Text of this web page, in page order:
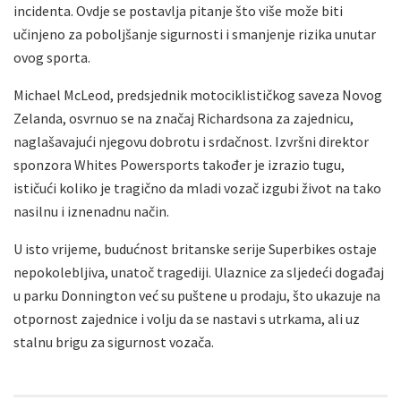
incidenta. Ovdje se postavlja pitanje što više može biti
učinjeno za poboljšanje sigurnosti i smanjenje rizika unutar
ovog sporta.
Michael McLeod, predsjednik motociklističkog saveza Novog
Zelanda, osvrnuo se na značaj Richardsona za zajednicu,
naglašavajući njegovu dobrotu i srdačnost. Izvršni direktor
sponzora Whites Powersports također je izrazio tugu,
ističući koliko je tragično da mladi vozač izgubi život na tako
nasilnu i iznenadnu način.
U isto vrijeme, budućnost britanske serije Superbikes ostaje
nepokolebljiva, unatoč tragediji. Ulaznice za sljedeći događaj
u parku Donnington već su puštene u prodaju, što ukazuje na
otpornost zajednice i volju da se nastavi s utrkama, ali uz
stalnu brigu za sigurnost vozača.